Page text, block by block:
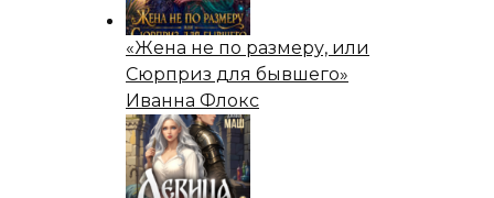
«Жена не по размеру, или
Сюрприз для бывшего»
Иванна Флокс